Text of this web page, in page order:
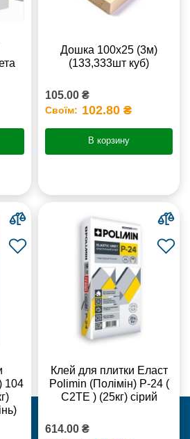
Дошка 100х25 (3м)
(133,333шт куб)
105.00 ₴
Своїм: 102.80 ₴
В корзину
104
Клей для плитки Еласт
Polimin (Полімін) Р-24 (
С2ТЕ ) (25кг) сірий
614.00 ₴